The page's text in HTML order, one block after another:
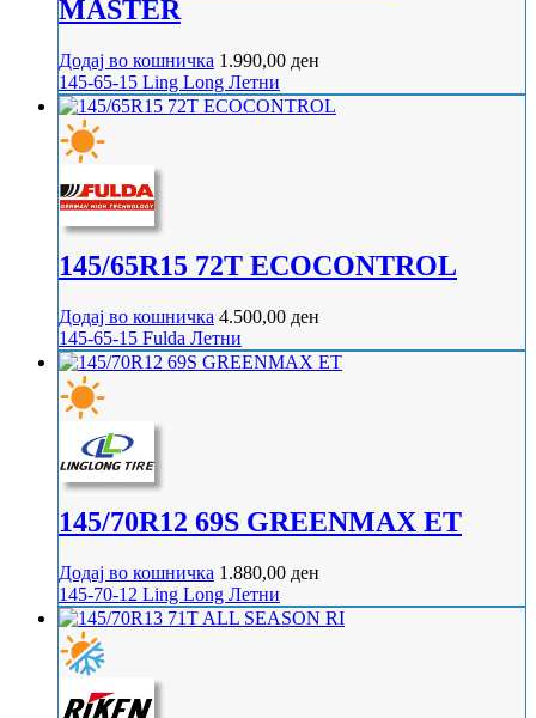
MASTER
Додај во кошничка 1.990,00 ден
145-65-15 Ling Long Летни
145/65R15 72T ECOCONTROL
Додај во кошничка 4.500,00 ден
145-65-15 Fulda Летни
145/70R12 69S GREENMAX ET
Додај во кошничка 1.880,00 ден
145-70-12 Ling Long Летни